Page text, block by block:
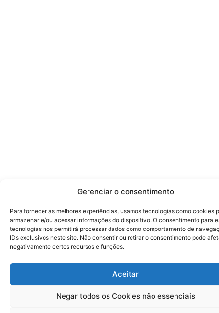
Gerenciar o consentimento
Para fornecer as melhores experiências, usamos tecnologias como cookies
armazenar e/ou acessar informações do dispositivo. O consentimento para
tecnologias nos permitirá processar dados como comportamento de
IDs exclusivos neste site. Não consentir ou retirar o consentimento pode
negativamente certos recursos e funções.
Aceitar
Negar todos os Cookies não essenciais